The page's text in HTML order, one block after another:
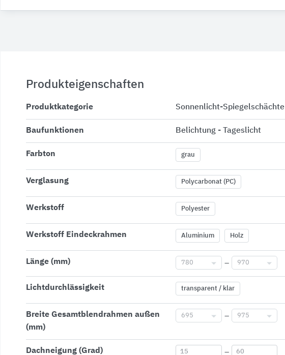
Produkteigenschaften
Produktkategorie Sonnenlicht-Spiegelschächte
Baufunktionen Belichtung - Tageslicht
Farbton grau
Verglasung Polycarbonat (PC)
Werkstoff Polyester
Werkstoff Eindeckrahmen Aluminium Holz
Länge (mm) 780 – 970
Lichtdurchlässigkeit transparent / klar
Breite Gesamtblendrahmen außen
(mm)
695 – 975
Dachneigung (Grad) –